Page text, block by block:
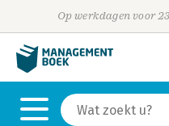
Op werkdagen voor